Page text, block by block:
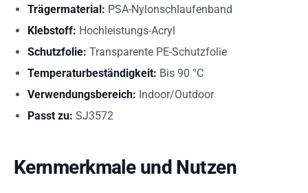
Trägermaterial: PSA-Nylonschlaufenband
Klebstoff: Hochleistungs-Acryl
Schutzfolie: Transparente PE-Schutzfolie
Temperaturbeständigkeit: Bis 90 °C
Verwendungsbereich: Indoor/Outdoor
Passt zu: SJ3572
Kernmerkmale und Nutzen